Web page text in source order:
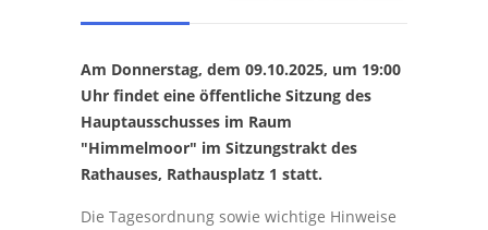
Am Donnerstag, dem 09.10.2025, um 19:00
Uhr findet eine öffentliche Sitzung des
Hauptausschusses im Raum
"Himmelmoor" im Sitzungstrakt des
Rathauses, Rathausplatz 1 statt.
Die Tagesordnung sowie wichtige Hinweise